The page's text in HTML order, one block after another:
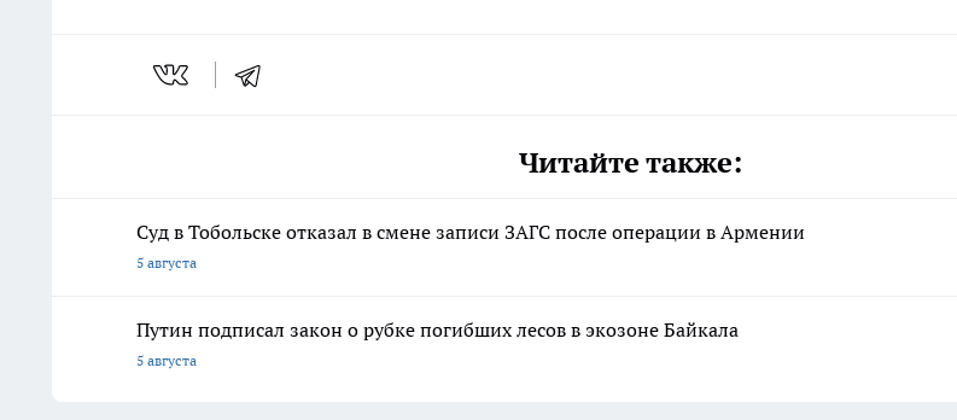
Читайте также:
Суд в Тобольске отказал в смене записи ЗАГС после операции в Армении
5 августа
Путин подписал закон о рубке погибших лесов в экозоне Байкала
5 августа